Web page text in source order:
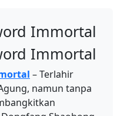
Immortal
Immortal
– Terlahir
namun tanpa